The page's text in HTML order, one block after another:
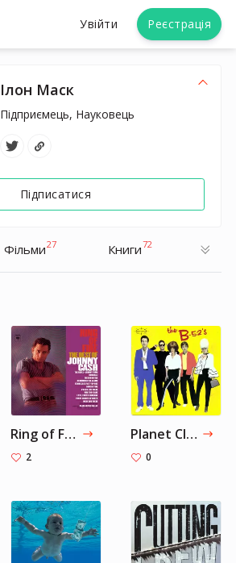
Увійти Реєстрація
Ілон Маск
Підприємець, Науковець
Підписатися
Фільми27 Книги72
Ring of Fire — Johnny Cash
2
Planet Claire — The B-52's
0